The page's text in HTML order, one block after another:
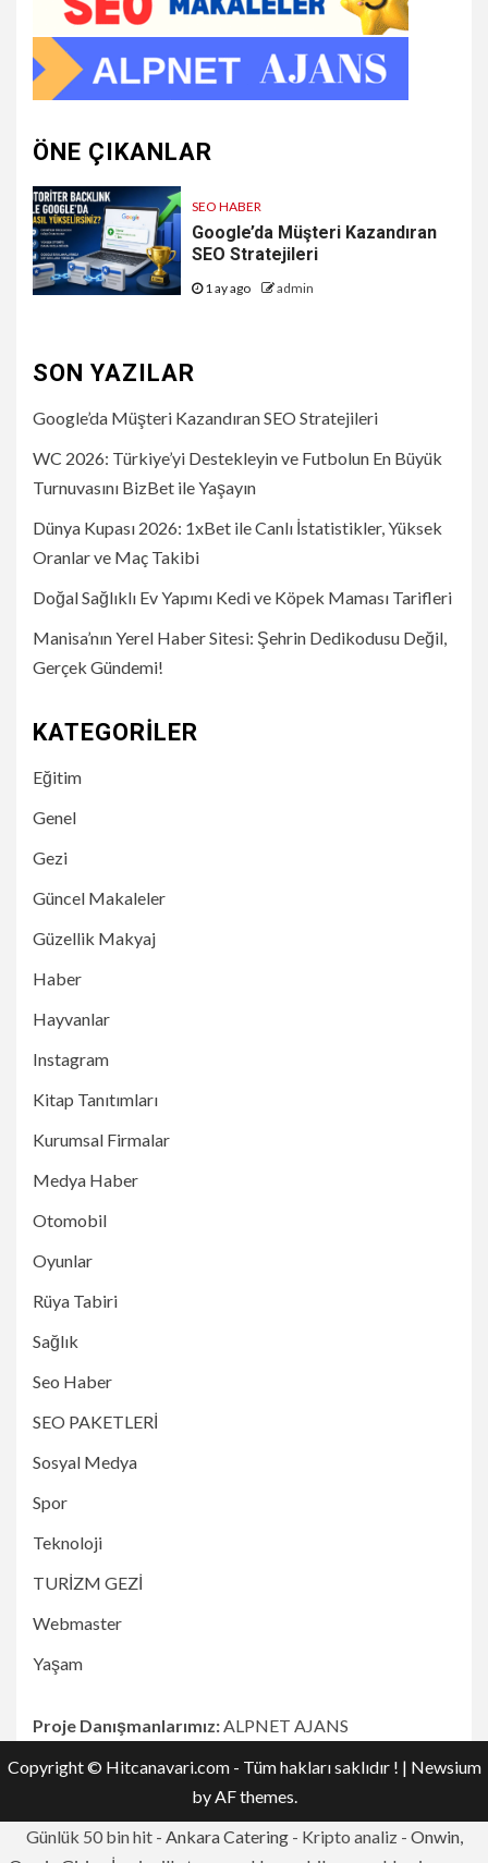
ÖNE ÇIKANLAR
SEO HABER
Google’da Müşteri Kazandıran
SEO Stratejileri
1 ay ago admin
SON YAZILAR
Google’da Müşteri Kazandıran SEO Stratejileri
WC 2026: Türkiye’yi Destekleyin ve Futbolun En Büyük
Turnuvasını BizBet ile Yaşayın
Dünya Kupası 2026: 1xBet ile Canlı İstatistikler, Yüksek
Oranlar ve Maç Takibi
Doğal Sağlıklı Ev Yapımı Kedi ve Köpek Maması Tarifleri
Manisa’nın Yerel Haber Sitesi: Şehrin Dedikodusu Değil,
Gerçek Gündemi!
KATEGORILER
Eğitim
Genel
Gezi
Güncel Makaleler
Güzellik Makyaj
Haber
Hayvanlar
Instagram
Kitap Tanıtımları
Kurumsal Firmalar
Medya Haber
Otomobil
Oyunlar
Rüya Tabiri
Sağlık
Seo Haber
SEO PAKETLERİ
Sosyal Medya
Spor
Teknoloji
TURİZM GEZİ
Webmaster
Yaşam
Proje Danışmanlarımız: ALPNET AJANS
Copyright © Hitcanavari.com - Tüm hakları saklıdır ! | Newsium
by AF themes.
Günlük 50 bin hit - Ankara Catering- Kripto analiz - Onwin,